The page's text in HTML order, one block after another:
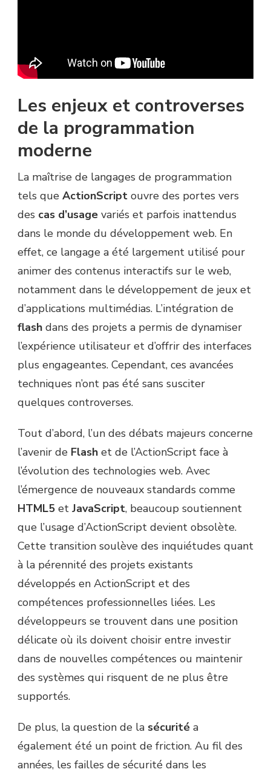
Les enjeux et controverses
de la programmation
moderne
La maîtrise de langages de programmation
tels que ActionScript ouvre des portes vers
des cas d’usage variés et parfois inattendus
dans le monde du développement web. En
effet, ce langage a été largement utilisé pour
animer des contenus interactifs sur le web,
notamment dans le développement de jeux et
d’applications multimédias. L’intégration de
flash dans des projets a permis de dynamiser
l’expérience utilisateur et d’offrir des interfaces
plus engageantes. Cependant, ces avancées
techniques n’ont pas été sans susciter
quelques controverses.
Tout d’abord, l’un des débats majeurs concerne
l’avenir de Flash et de l’ActionScript face à
l’évolution des technologies web. Avec
l’émergence de nouveaux standards comme
HTML5 et JavaScript, beaucoup soutiennent
que l’usage d’ActionScript devient obsolète.
Cette transition soulève des inquiétudes quant
à la pérennité des projets existants
développés en ActionScript et des
compétences professionnelles liées. Les
développeurs se trouvent dans une position
délicate où ils doivent choisir entre investir
dans de nouvelles compétences ou maintenir
des systèmes qui risquent de ne plus être
supportés.
De plus, la question de la sécurité a
également été un point de friction. Au fil des
années, les failles de sécurité dans les